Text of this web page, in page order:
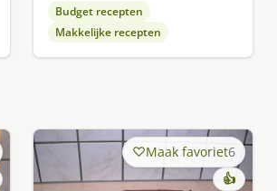
Budget recepten
Makkelijke recepten
Maak favoriet6
👍